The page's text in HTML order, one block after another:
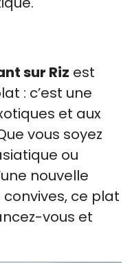
sur Riz est
: c’est une
et aux
vous soyez
ou
nouvelle
ce plat
vous et